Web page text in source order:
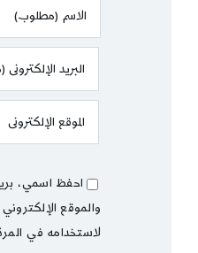
احفظ اسمي،
والموقع
لاستخدامه في